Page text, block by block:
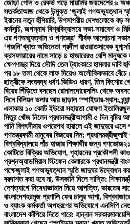
জোড়া গোল ও রেকর্ড গড়ে মায়ামির জয়দেশের ৬
সতর্কতাআজ থেকে উন্মুক্ত ‘জুলাই গণঅভ্যুত্থান
ইরানের নতুন হুঁশিয়ারি, উপসাগরীয় দেশগুলোকে বড়
কর্মসূচি, জগন্নাথ বিশ্ববিদ্যালয়ে সভা-সমাবেশ ও
এর গণঅভ্যুত্থান ও গণতন্ত্র’ শীর্ষক আলোচনা সভা
‘গজনি’খ্যাত অভিনেতা প্রদীপ রাওয়াতসাবেক
ক্রসফায়ারের নামে সাড়ে ৪ হাজারেরও বেশি
ক্ষেপণাস্ত্র দিয়ে সৌদি তেল ট্যাংকারে হামলার দাবি
পর ১৮ তলা থেকে লাফ দিয়েও অলৌকিকভাবে বেঁচে
ছাত্রীকে সংঘবদ্ধ ধর্ষণ-ভিডিও ধারণ, তিন কিশোর
বিয়ের পিঁড়িতে বসছেন রোনালদোরেসলিং থেকে
দিনে বিলিয়ন ডলার আয় ছাড়াল ‘স্পাইডার-ম্যান:
এলাকায় ১০ কোটি ইউরো সহায়তা ঘোষণা ইতালির
মিতুর খোঁজ নিলেন প্রধানমন্ত্রীআগামী ৫ দিন বৃষ্টির
পানি বিপৎসীমার ওপরেপথ হারালে এই জাদুঘরে
গণতন্ত্রকামী মানুষের বিজয়ের দিন: প্রধানমন্ত্রীজুলাই
বিশ্ববিদ্যালয়ে পাঁচ হাজার শিক্ষার্থীর জন্য গণভোজ
কোটিতে বিক্রির অভিযোগ, গৃহায়নের প্রকৌশলী
প্রশ্নঅ্যাডমিরাল স্টিফেন কেলারকে প্রধানমন্ত্রী
পক্ষেজুলাই গণঅভ্যুত্থান স্মৃতি জাদুঘর উদ্বোধন
বরদাশত করা হবে না, উসকানি দিলে শাস্তি:
দেশত্যাগে নিষেধাজ্ঞামান নিয়ে আপত্তি, ভারতের
বাংলাদেশহরমুজ প্রণালি ফের চালুর আশা,
ও ব্যাংক কর্মকর্তা অপহরণের অভিযোগে এনসিপি
বাংলাদেশ কাঁপিয়ে দিতে পারে: হান্নান সরকার